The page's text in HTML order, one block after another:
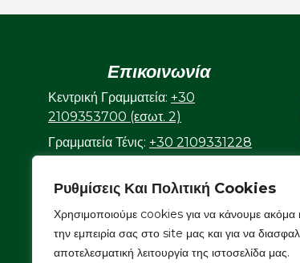
Ρυθμίσεις Και Πολιτική Cookies
Χρησιμοποιούμε cookies για να κάνουμε ακόμα
την εμπειρία σας στο site μας και για να
αποτελεσματική λειτουργία της ιστοσελίδα μας.
Επικοινωνία
Κεντρική Γραμματεία: +30
2109353700 (εσωτ. 2)
Γραμματεία Τένις: +30 2109331228
Γραμματεία Κολυμβητικού:+30
2109323632
Ε-mail:info@aonsmilon.gr